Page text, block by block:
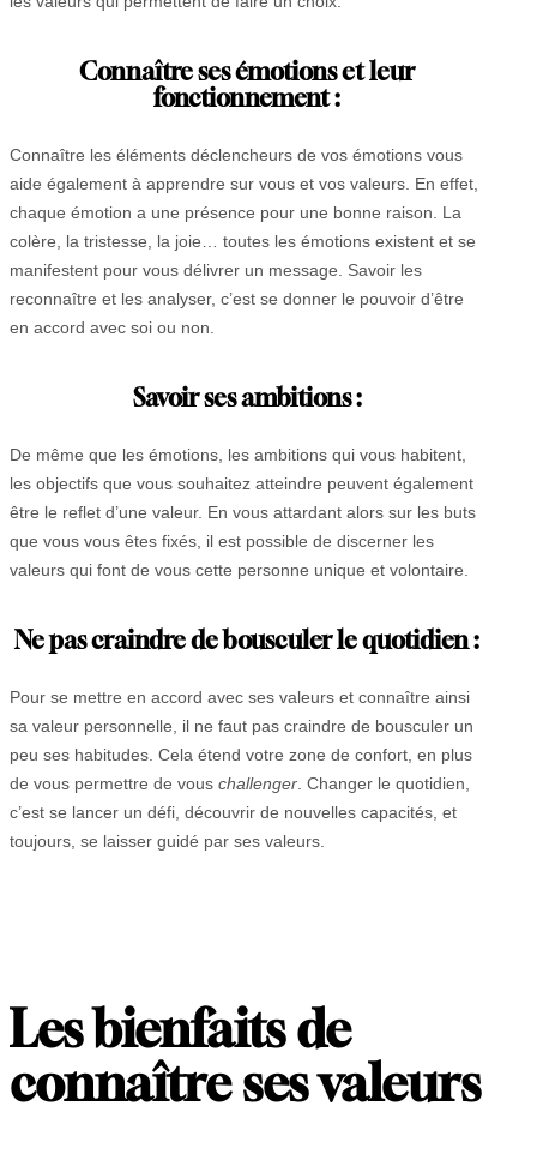
Connaître ses émotions et leur
fonctionnement :
Connaître les éléments déclencheurs de vos émotions vous
aide également à apprendre sur vous et vos valeurs. En effet,
chaque émotion a une présence pour une bonne raison. La
colère, la tristesse, la joie… toutes les émotions existent et se
manifestent pour vous délivrer un message. Savoir les
reconnaître et les analyser, c’est se donner le pouvoir d’être
en accord avec soi ou non.
Savoir ses ambitions :
De même que les émotions, les ambitions qui vous habitent,
les objectifs que vous souhaitez atteindre peuvent également
être le reflet d’une valeur. En vous attardant alors sur les buts
que vous vous êtes fixés, il est possible de discerner les
valeurs qui font de vous cette personne unique et volontaire.
Ne pas craindre de bousculer le quotidien :
Pour se mettre en accord avec ses valeurs et connaître ainsi
sa valeur personnelle, il ne faut pas craindre de bousculer un
peu ses habitudes. Cela étend votre zone de confort, en plus
de vous permettre de vous challenger. Changer le quotidien,
c’est se lancer un défi, découvrir de nouvelles capacités, et
toujours, se laisser guidé par ses valeurs.
Les bienfaits de
connaître ses valeurs